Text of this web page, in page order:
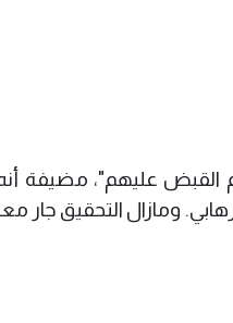
القبض عليهم"، مضيفة
ومازال التحقيق جار